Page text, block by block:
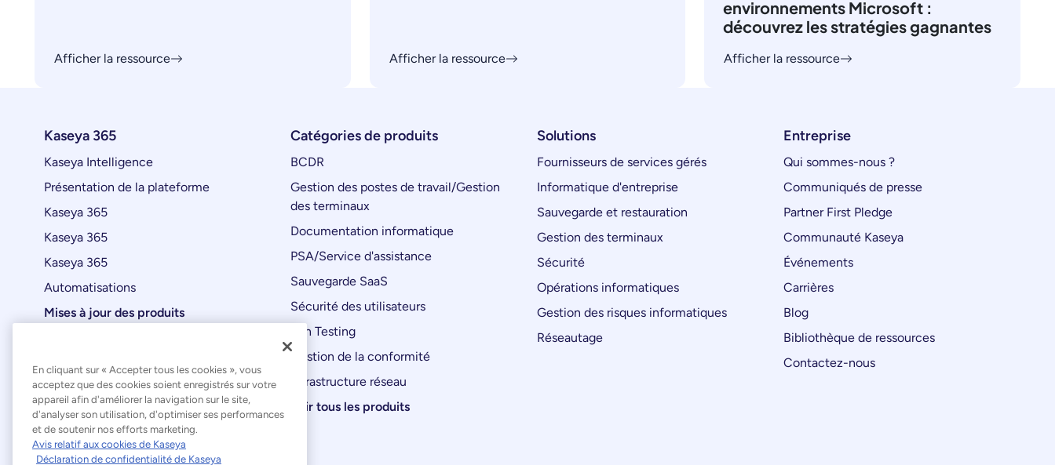
Afficher la ressource Afficher la ressource
environnements Microsoft :
découvrez les stratégies gagnantes
Afficher la ressource
Kaseya 365
Kaseya Intelligence
Présentation de la plateforme
Kaseya 365
Kaseya 365
Kaseya 365
Automatisations
Mises à jour des produits
Catégories de produits
BCDR
Gestion des postes de travail/Gestion
des terminaux
Documentation informatique
PSA/Service d'assistance
Sauvegarde SaaS
Sécurité des utilisateurs
Pen Testing
Gestion de la conformité
Infrastructure réseau
Voir tous les produits
Solutions
Fournisseurs de services gérés
Informatique d'entreprise
Sauvegarde et restauration
Gestion des terminaux
Sécurité
Opérations informatiques
Gestion des risques informatiques
Réseautage
Entreprise
Qui sommes-nous ?
Communiqués de presse
Partner First Pledge
Communauté Kaseya
Événements
Carrières
Blog
Bibliothèque de ressources
Contactez-nous
En cliquant sur « Accepter tous les cookies », vous
acceptez que des cookies soient enregistrés sur votre
appareil afin d'améliorer la navigation sur le site,
d'analyser son utilisation, d'optimiser ses performances
et de soutenir nos efforts marketing.
Avis relatif aux cookies de Kaseya
Déclaration de confidentialité de Kaseya